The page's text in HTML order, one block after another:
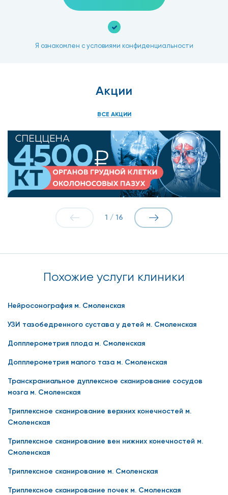
Я ознакомлен с условиями конфиденциальности
Акции
ВСЕ АКЦИИ
1 / 16
Похожие услуги клиники
Нейросонография м. Смоленская
УЗИ тазобедренного сустава у детей м. Смоленская
Допплерометрия плода м. Смоленская
Допплерометрия малого таза м. Смоленская
Транскраниальное дуплексное сканирование сосудов
мозга м. Смоленская
Триплексное сканирование верхних конечностей м.
Смоленская
Триплексное сканирование вен нижних конечностей м.
Смоленская
Триплексное сканирование м. Смоленская
Триплексное сканирование почек м. Смоленская